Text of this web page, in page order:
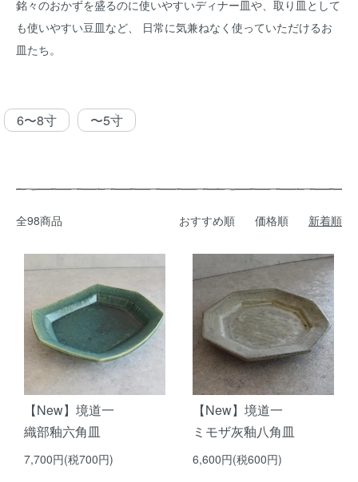
銘々のおかずを盛るのに使いやすいディナー皿や、取り皿として
も使いやすい豆皿など、 日常に気兼ねなく使っていただけるお
皿たち。
6〜8寸
〜5寸
全98商品 おすすめ順 価格順 新着順
【New】境道一
織部釉六角皿
7,700円(税700円)
【New】境道一
ミモザ灰釉八角皿
6,600円(税600円)